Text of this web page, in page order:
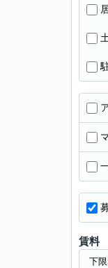
賃料